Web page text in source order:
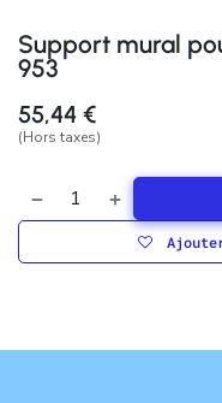
Support mural
953
55,44 €
(Hors taxes)